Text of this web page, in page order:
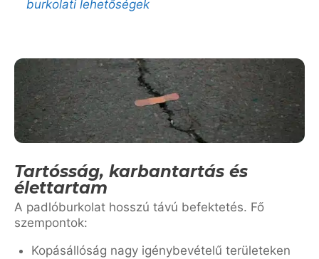
burkolati lehetőségek
Tartósság, karbantartás és
élettartam
A padlóburkolat hosszú távú befektetés. Fő
szempontok:
Kopásállóság nagy igénybevételű területeken